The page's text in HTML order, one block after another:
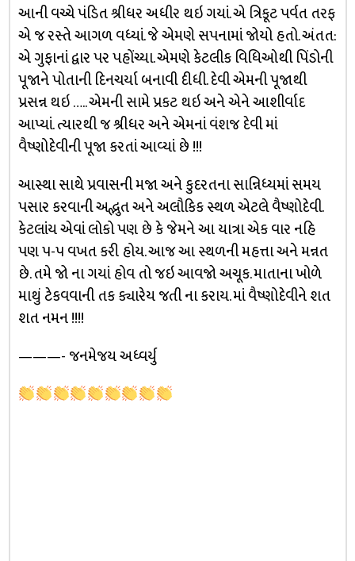
આની વચ્ચે પંડિત શ્રીધર અધીર થઇ ગયાં. એ ત્રિકૂટ પર્વત તરફ
એ જ રસ્તે આગળ વધ્યાં. જે એમણે સપનામાં જોયો હતો. અંતત:
એ ગુફાનાં દ્વાર પર પહોંચ્યા. એમણે કેટલીક વિધિઓથી પિંડોની
પૂજાને પોતાની દિનચર્યા બનાવી દીધી. દેવી એમની પૂજાથી
પ્રસન્ન થઇ ….. એમની સામે પ્રકટ થઇ અને એને આશીર્વાદ
આપ્યાં. ત્યારથી જ શ્રીધર અને એમનાં વંશજ દેવી માં
વૈષ્ણોદેવીની પૂજા કરતાં આવ્યાં છે !!!
આસ્થા સાથે પ્રવાસની મજા અને કુદરતના સાન્નિધ્યમાં સમય
પસાર કરવાની અદ્ભુત અને અલૌકિક સ્થળ એટલે વૈષ્ણોદેવી.
કેટલાંય એવાં લોકો પણ છે કે જેમને આ યાત્રા એક વાર નહિ
પણ ૫-૫ વખત કરી હોય. આજ આ સ્થળની મહત્તા અને મન્નત
છે. તમે જો ના ગયાં હોવ તો જઇ આવજો અચૂક. માતાના ખોળે
માથું ટેકવવાની તક ક્યારેય જતી ના કરાય. માં વૈષ્ણોદેવીને શત
શત નમન !!!!
———- જનમેજય અધ્વર્યુ